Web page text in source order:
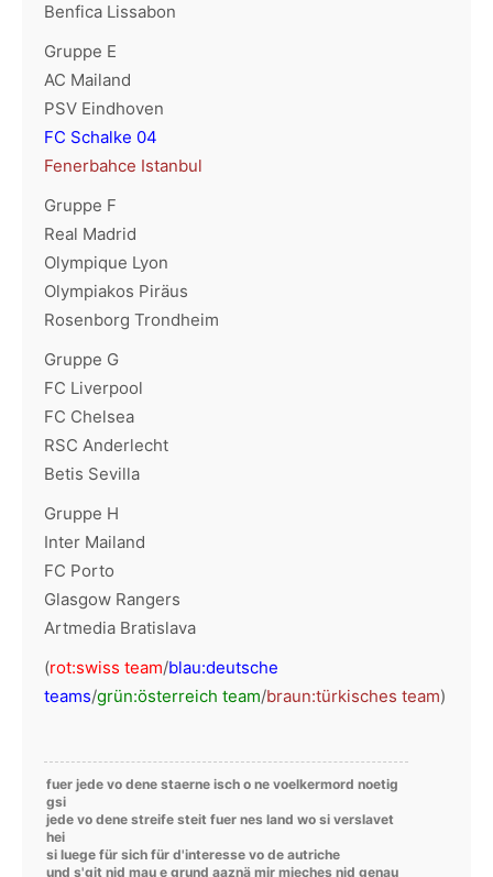
Benfica Lissabon
Gruppe E
AC Mailand
PSV Eindhoven
FC Schalke 04
Fenerbahce Istanbul
Gruppe F
Real Madrid
Olympique Lyon
Olympiakos Piräus
Rosenborg Trondheim
Gruppe G
FC Liverpool
FC Chelsea
RSC Anderlecht
Betis Sevilla
Gruppe H
Inter Mailand
FC Porto
Glasgow Rangers
Artmedia Bratislava
(rot:swiss team/blau:deutsche
teams/grün:österreich team/braun:türkisches team)
fuer jede vo dene staerne isch o ne voelkermord noetig
gsi
jede vo dene streife steit fuer nes land wo si verslavet
hei
si luege für sich für d'interesse vo de autriche
und s'git nid mau e grund aaznä mir mieches nid genau